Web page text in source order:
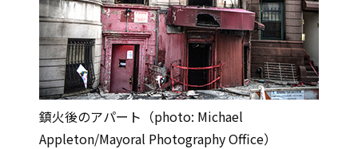
鎮火後のアパート（photo: Michael
Appleton/Mayoral Photography Office）